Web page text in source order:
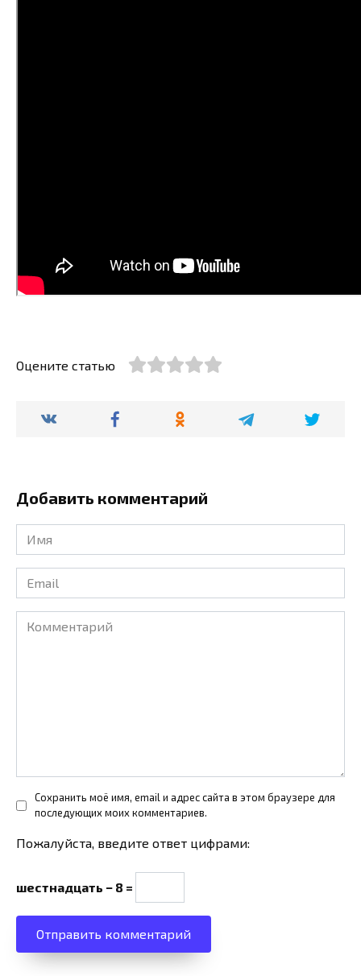
Оцените статью
Добавить комментарий
Имя
*
Email
*
Комментарий
Сохранить моё имя, email и адрес сайта в этом браузере для
последующих моих комментариев.
Пожалуйста, введите ответ цифрами:
шестнадцать − 8 =